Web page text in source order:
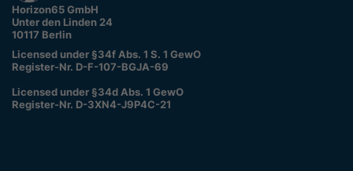
Horizon65 GmbH
Unter den Linden 24
10117 Berlin
Licensed under §34f Abs. 1 S. 1 GewO
Register-Nr. D-F-107-BGJA-69
Licensed under §34d Abs. 1 GewO
Register-Nr. D-3XN4-J9P4C-21